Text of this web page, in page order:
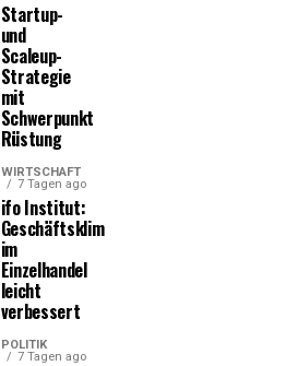
Startup-
und
Scaleup-
Strategie
mit
Schwerpunkt
Rüstung
WIRTSCHAFT
7 Tagen ago
ifo Institut:
Geschäftsklima
im
Einzelhandel
leicht
verbessert
POLITIK
7 Tagen ago